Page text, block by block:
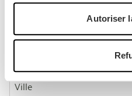
Autoriser